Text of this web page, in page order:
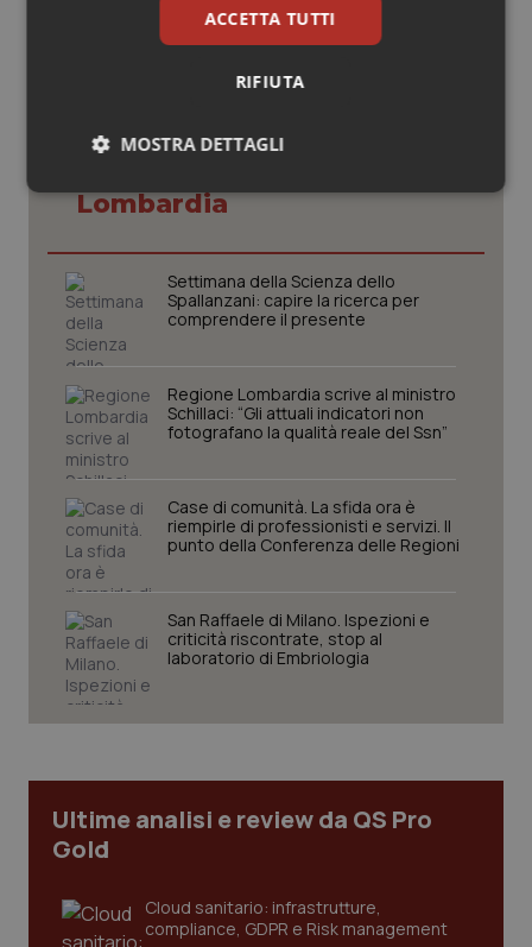
Lombardia
Settimana della Scienza dello
Spallanzani: capire la ricerca per
comprendere il presente
Regione Lombardia scrive al ministro
Schillaci: “Gli attuali indicatori non
fotografano la qualità reale del Ssn”
Case di comunità. La sfida ora è
riempirle di professionisti e servizi. Il
punto della Conferenza delle Regioni
San Raffaele di Milano. Ispezioni e
criticità riscontrate, stop al
laboratorio di Embriologia
Ultime analisi e review da QS Pro
Gold
Cloud sanitario: infrastrutture,
compliance, GDPR e Risk management
ACCETTA TUTTI
RIFIUTA
MOSTRA DETTAGLI
Necessari Statistici Marketing
Necessari Statistici Marketing
I cookie necessari contribuiscono a rendere fruibile il
sito web abilitandone funzionalità di base quali la
navigazione sulle pagine e l'accesso alle aree
protette del sito. Il sito web non è in grado di
funzionare correttamente senza questi cookie.
Nome
Fornitore /Dominio
VISITOR_PRIVACY_METADATA
YouTube
CookieScriptConsent
CookieScript